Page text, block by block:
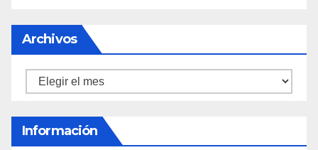
Archivos
Información
Política de privacidad